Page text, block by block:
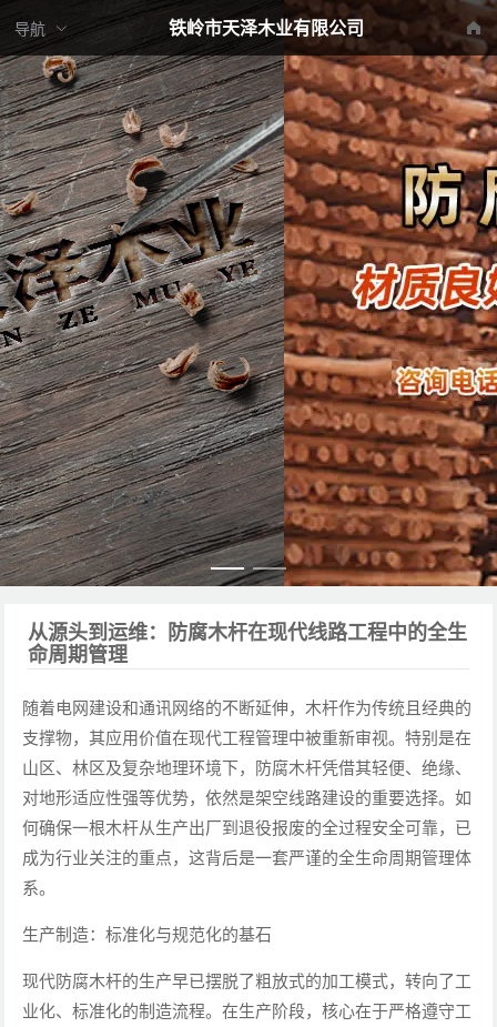
导航 铁岭市天泽木业有限公司
从源头到运维：防腐木杆在现代线路工程中的全生
命周期管理
随着电网建设和通讯网络的不断延伸，木杆作为传统且经典的
支撑物，其应用价值在现代工程管理中被重新审视。特别是在
山区、林区及复杂地理环境下，防腐木杆凭借其轻便、绝缘、
对地形适应性强等优势，依然是架空线路建设的重要选择。如
何确保一根木杆从生产出厂到退役报废的全过程安全可靠，已
成为行业关注的重点，这背后是一套严谨的全生命周期管理体
系。
生产制造：标准化与规范化的基石
现代防腐木杆的生产早已摆脱了粗放式的加工模式，转向了工
业化、标准化的制造流程。在生产阶段，核心在于严格遵守工